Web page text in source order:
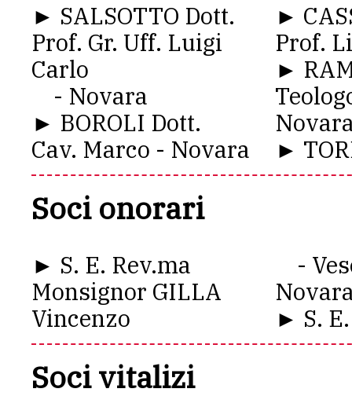
► SALSOTTO Dott.
Prof. Gr. Uff. Luigi
Carlo
- Novara
► BOROLI Dott.
Cav. Marco - Novara
►
Prof.
►
►
Soci onorari
► S. E. Rev.ma
Monsignor GILLA
Vincenzo
-
► S.
Soci vitalizi